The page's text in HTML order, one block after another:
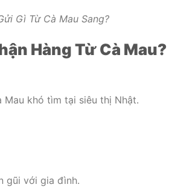
Gì Từ Cà Mau Sang?
Hàng Từ Cà Mau?
khó tìm tại siêu thị Nhật.
gũi với gia đình.